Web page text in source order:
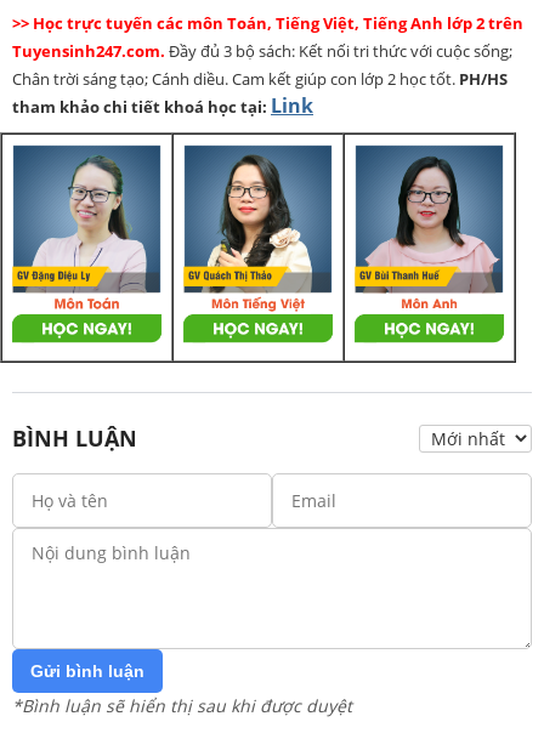
>> Học trực tuyến các môn Toán, Tiếng Việt, Tiếng Anh lớp 2 trên
Tuyensinh247.com. Đầy đủ 3 bộ sách: Kết nối tri thức với cuộc sống;
Chân trời sáng tạo; Cánh diều. Cam kết giúp con lớp 2 học tốt. PH/HS
tham khảo chi tiết khoá học tại: Link
BÌNH LUẬN
Gửi bình luận
*Bình luận sẽ hiển thị sau khi được duyệt